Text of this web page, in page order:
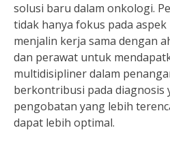
solusi baru dalam onkologi.
tidak hanya fokus pada
menjalin kerja sama dengan
dan perawat untuk
multidisipliner dalam
berkontribusi pada diagnosis
pengobatan yang lebih
dapat lebih optimal.